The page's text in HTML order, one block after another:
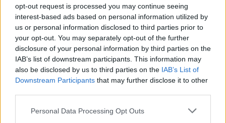
opt-out request is processed you may continue seeing
interest-based ads based on personal information utilized by
us or personal information disclosed to third parties prior to
your opt-out. You may separately opt-out of the further
disclosure of your personal information by third parties on the
IAB’s list of downstream participants. This information may
also be disclosed by us to third parties on the IAB’s List of
Downstream Participants that may further disclose it to other
Personal Data Processing Opt Outs